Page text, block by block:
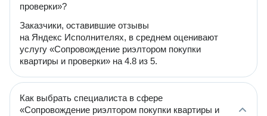
проверки»?
Заказчики, оставившие отзывы
на Яндекс Исполнителях, в среднем оценивают
услугу «Сопровождение риэлтором покупки
квартиры и проверки» на 4.8 из 5.
Как выбрать специалиста в сфере
«Сопровождение риэлтором покупки квартиры и